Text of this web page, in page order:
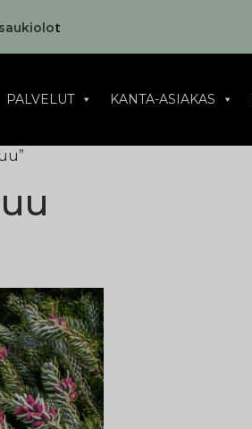
t
PALVELUT KANTA-ASIAKAS